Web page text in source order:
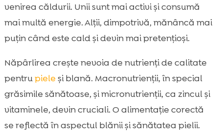
venirea căldurii. Unii sunt mai activi și consumă
mai multă energie. Alții, dimpotrivă, mănâncă mai
puțin când este cald și devin mai pretențioși.
Năpârlirea crește nevoia de nutrienți de calitate
pentrupiele și blană. Macronutrienții, în special
grăsimile sănătoase, și micronutrienții, ca zincul și
vitaminele, devin cruciali. O alimentație corectă
se reflectă în aspectul blănii și sănătatea pielii.